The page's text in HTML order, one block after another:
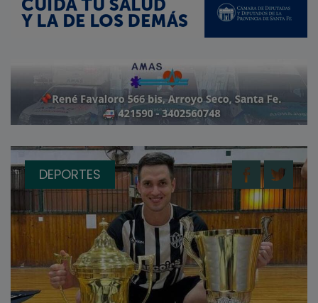
DEPORTES